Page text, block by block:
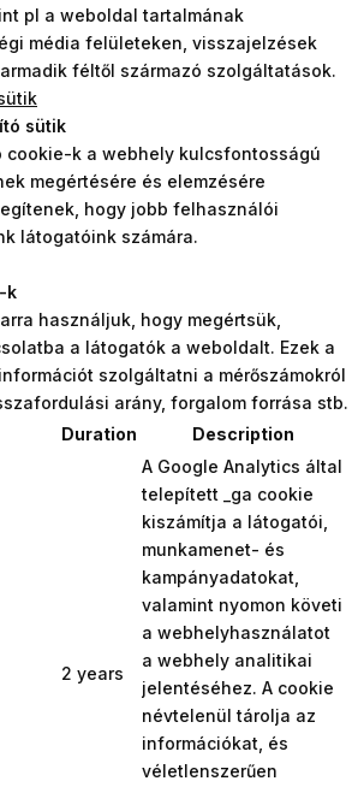
pl a weboldal tartalmának
média felületeken, visszajelzések
féltől származó szolgáltatások.
sütik
cookie-k a webhely kulcsfontosságú
megértésére és elemzésére
hogy jobb felhasználói
látogatóink számára.
k
használjuk, hogy megértsük,
a látogatók a weboldalt. Ezek a
szolgáltatni a mérőszámokról
arány, forgalom forrása stb.
Duration Description
2 years
A Google Analytics által
telepített _ga cookie
kiszámítja a látogatói,
munkamenet- és
kampányadatokat,
valamint nyomon követi
a webhelyhasználatot
a webhely analitikai
jelentéséhez. A cookie
névtelenül tárolja az
információkat, és
véletlenszerűen